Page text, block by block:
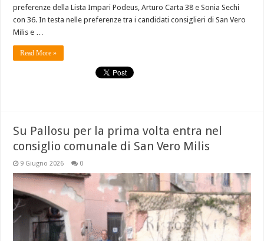
preferenze della Lista Impari Podeus, Arturo Carta 38 e Sonia Sechi
con 36. In testa nelle preferenze tra i candidati consiglieri di San Vero
Milis e …
Read More »
Su Pallosu per la prima volta entra nel
consiglio comunale di San Vero Milis
9 Giugno 2026 0